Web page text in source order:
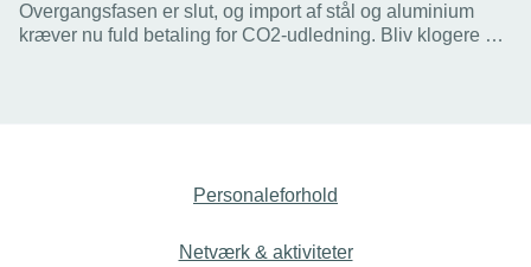
Overgangsfasen er slut, og import af stål og aluminium
kræver nu fuld betaling for CO2-udledning. Bliv klogere på
Personaleforhold
Netværk & aktiviteter